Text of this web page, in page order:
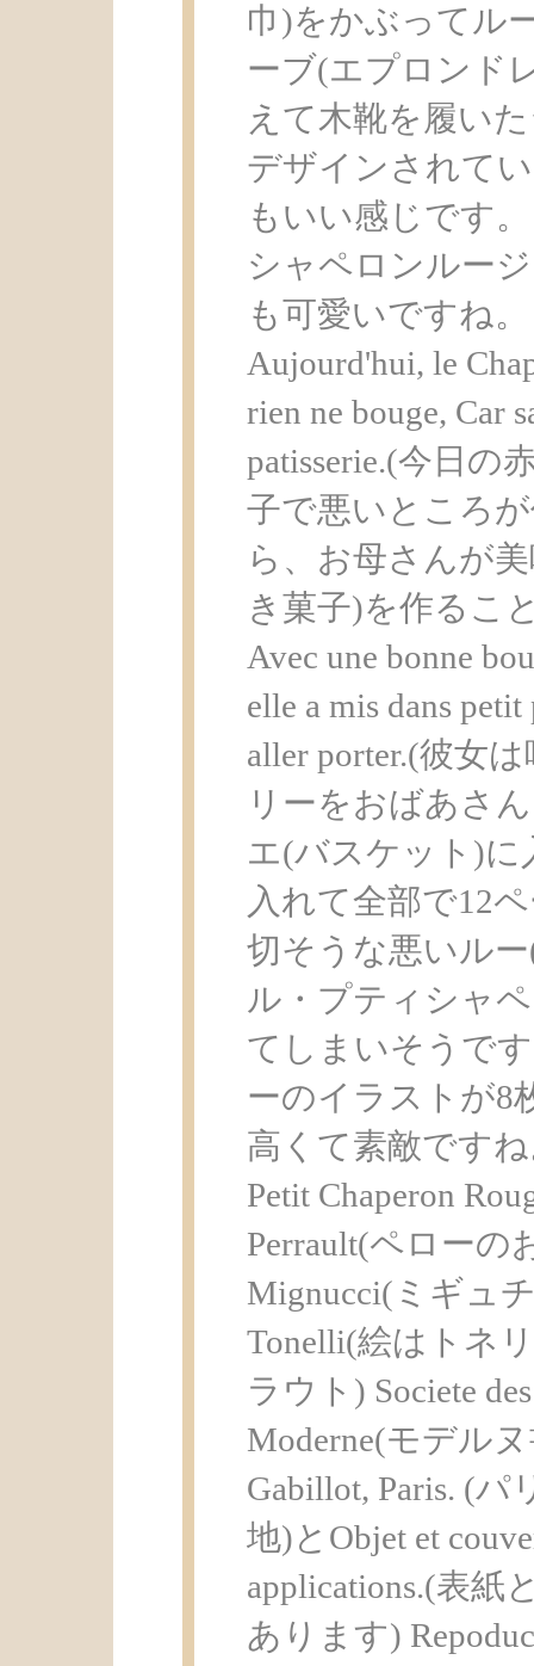
巾)をかぶってル
ーブ(エプロンド
えて木靴を履い
デザインされて
もいい感じです
シャペロンルー
も可愛いですね
Aujourd'hui, le
rien ne bouge, Car
patisserie.(今日の
子で悪いところ
ら、お母さんが
き菓子)を作るこ
Avec une bonne
elle a mis dans
aller porter.(彼女
リーをおばあさ
エ(バスケット)に
入れて全部で12
切そうな悪いル
ル・プティシャ
てしまいそうで
ーのイラストが8
高くて素敵です
Petit Chaperon
Perrault(ペローの
Mignucci(ミギュ
Tonelli(絵はトネ
ラウト) Societe
Moderne(モデル
Gabillot, Paris. (
地)とObjet et
applications.(表紙
あります)